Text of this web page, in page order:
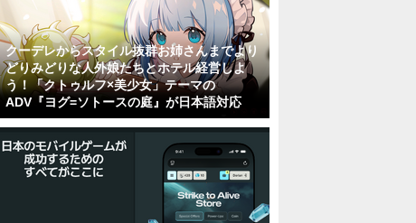
クーデレからスタイル抜群お姉さんまでより
どりみどりな人外娘たちとホテル経営しよ
う！「クトゥルフ×美少女」テーマの
ADV『ヨグ=ソトースの庭』が日本語対応